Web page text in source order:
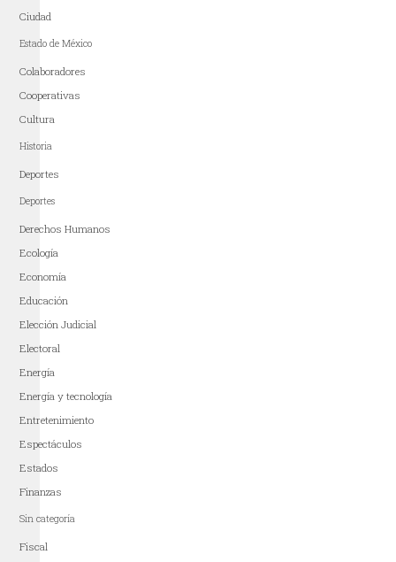
Ciudad
Estado de México
Colaboradores
Cooperativas
Cultura
Historia
Deportes
Deportes
Derechos Humanos
Ecología
Economía
Educación
Elección Judicial
Electoral
Energía
Energía y tecnología
Entretenimiento
Espectáculos
Estados
Finanzas
Sin categoría
Fiscal